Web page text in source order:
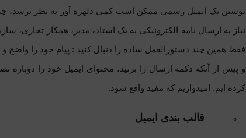
نوشتن یک ایمیل رسمی ممکن است کمی دلهره آور به نظر برسد،
نیاز به ارسال نامه الکترونیکی به یک استاد، مدیر، همکار تجاری،
فقط همین چند دستورالعمل ساده را دنبال کنید : پیام خود را واضح
و پیش از آنکه دکمه ارسال را بزنید، محتوای ایمیل خود را
کرده ایم. امیدواریم که مفید واقع شود.
قالب بندی ایمیل